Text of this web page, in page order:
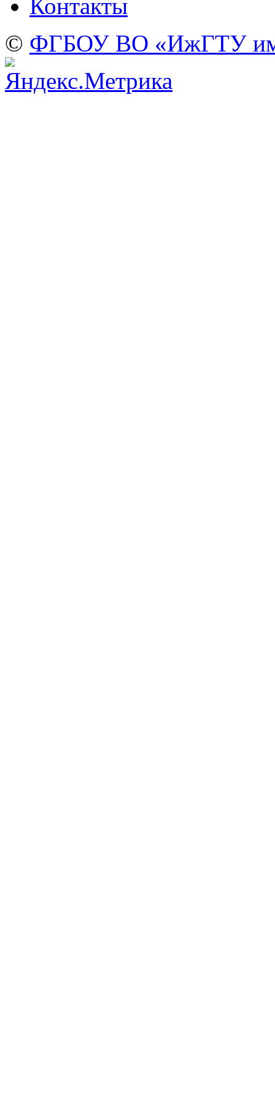
Контакты
© ФГБОУ ВО «ИжГТУ